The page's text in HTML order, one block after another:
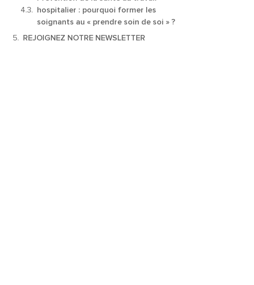
hospitalier : pourquoi former les
soignants au « prendre soin de soi » ?
REJOIGNEZ NOTRE NEWSLETTER